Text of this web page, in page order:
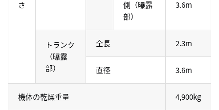
さ
側（曝露
部）
3.6m
トランク
（曝露
部）
全長 2.3m
直径 3.6m
機体の乾燥重量 4,900kg